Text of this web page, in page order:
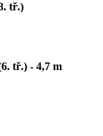
tř.)
tř.) - 4,7 m